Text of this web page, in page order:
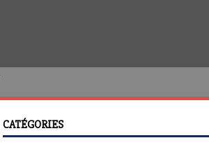
CATÉGORIES